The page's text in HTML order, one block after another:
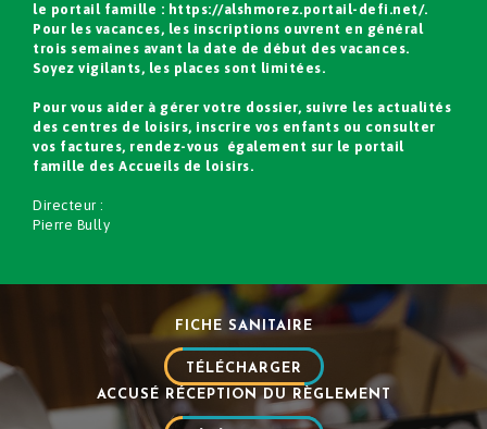
le portail famille : https://alshmorez.portail-defi.net/.
Pour les vacances, les inscriptions ouvrent en général
trois semaines avant la date de début des vacances.
Soyez vigilants, les places sont limitées.
Pour vous aider à gérer votre dossier, suivre les actualités
des centres de loisirs, inscrire vos enfants ou consulter
vos factures, rendez-vous également sur le portail
famille des Accueils de loisirs.
Directeur :
Pierre Bully
FICHE SANITAIRE
TÉLÉCHARGER
ACCUSÉ RÉCEPTION DU RÈGLEMENT